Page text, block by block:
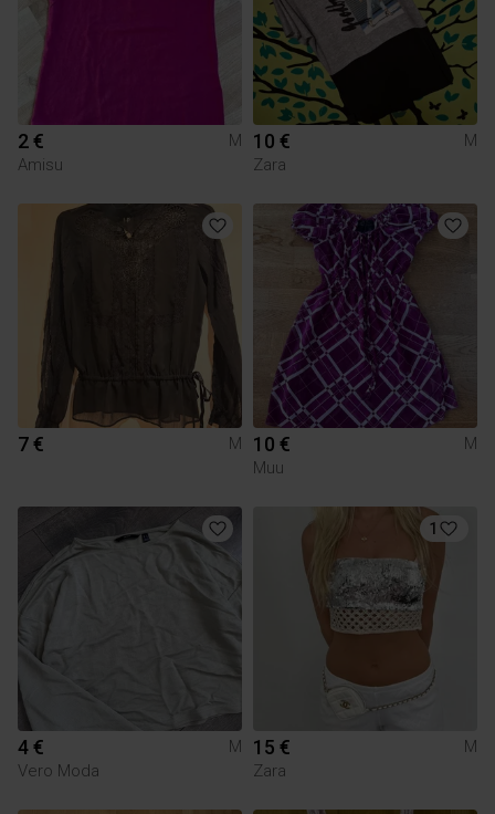
2 €
M
Amisu
10 €
M
Zara
7 € M 10 €
M
Muu
4 €
M
Vero Moda
1
15 €
M
Zara